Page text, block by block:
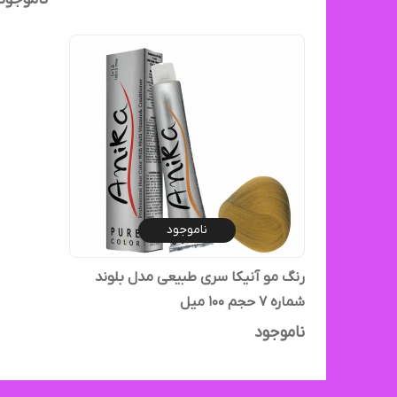
ناموجود
رنگ مو آنیکا سری طبیعی مدل بلوند
شماره 7 حجم ۱۰۰ میل
ناموجود